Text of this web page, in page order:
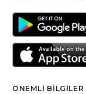
ÖNEMLI BILGILER